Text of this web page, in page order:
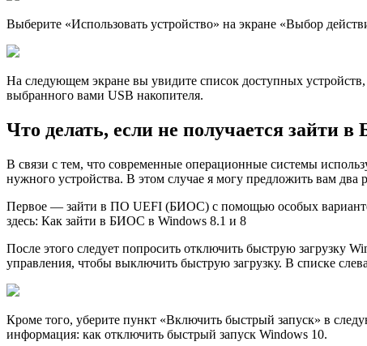
Выберите «Использовать устройство» на экране «Выбор
На следующем экране вы увидите список доступных
выбранного вами USB накопителя.
Что делать, если не получается зайти
В связи с тем, что современные операционные системы
нужного устройства. В этом случае я могу предложить вам два
Первое — зайти в ПО UEFI (БИОС) с помощью особых
здесь: Как зайти в БИОС в Windows 8.1 и 8
После этого следует попросить отключить быструю загрузку
управления, чтобы выключить быструю загрузку. В списке
Кроме того, уберите пункт «Включить быстрый запуск» в
информация: как отключить быстрый запуск Windows 10.